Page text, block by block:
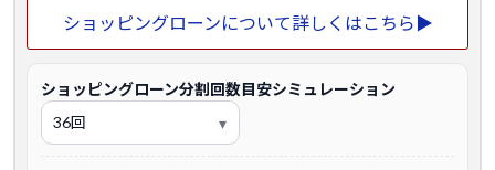
ショッピングローンについて詳しくはこちら▶
ショッピングローン分割回数目安シミュレーション